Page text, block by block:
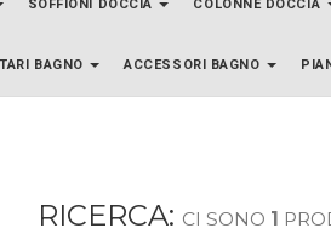
SOFFIONI DOCCIA COLONNE DOCCIA
BAGNO ACCESSORI BAGNO
RICERCA: CI SONO 1